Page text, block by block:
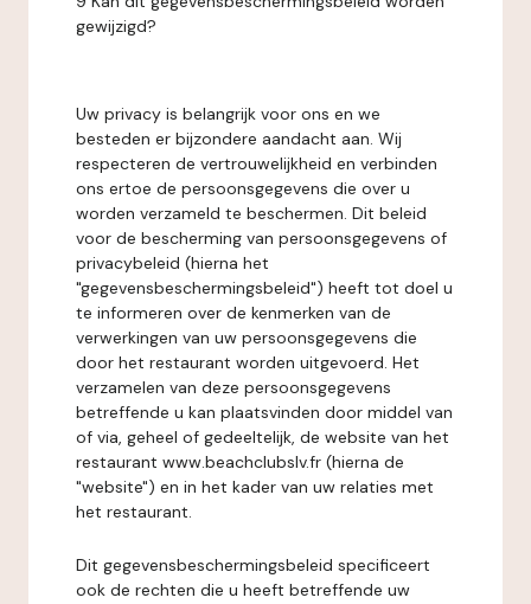
gewijzigd?
Uw privacy is belangrijk voor ons en we
besteden er bijzondere aandacht aan. Wij
respecteren de vertrouwelijkheid en verbinden
ons ertoe de persoonsgegevens die over u
worden verzameld te beschermen. Dit beleid
voor de bescherming van persoonsgegevens of
privacybeleid (hierna het
"gegevensbeschermingsbeleid") heeft tot doel u
te informeren over de kenmerken van de
verwerkingen van uw persoonsgegevens die
door het restaurant worden uitgevoerd. Het
verzamelen van deze persoonsgegevens
betreffende u kan plaatsvinden door middel van
of via, geheel of gedeeltelijk, de website van het
restaurant www.beachclubslv.fr (hierna de
"website") en in het kader van uw relaties met
het restaurant.
Dit gegevensbeschermingsbeleid specificeert
ook de rechten die u heeft betreffende uw